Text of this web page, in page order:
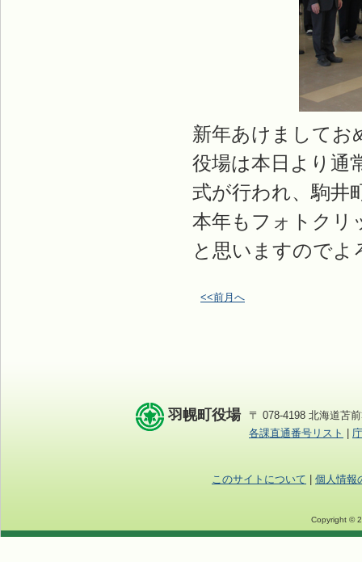
新年あけましてお
役場は本日より通
式が行われ、駒井
本年もフォトクリ
と思いますので
<<前月へ
羽幌町役場
〒 078-4198 北海道苫
各課直通番号リスト
このサイトについて 個人情報
Copyright ©